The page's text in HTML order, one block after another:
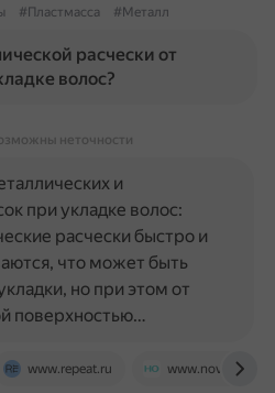
#Пластмасса #Металл
расчески от
волос?
неточности
www.repeat.ru www.novochag.ru
и
при укладке волос:
расчески быстро и
что может быть
но при этом от
поверхностью…